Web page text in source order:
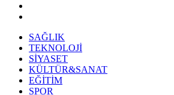
SAĞLIK
TEKNOLOJİ
SİYASET
KÜLTÜR&SANAT
EĞİTİM
SPOR